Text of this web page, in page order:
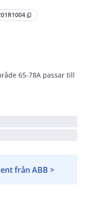
content_copy
65-78A passar till
från ABB >